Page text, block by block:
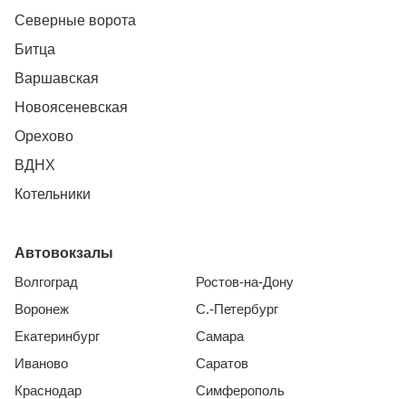
Северные ворота
Битца
Варшавская
Новоясеневская
Орехово
ВДНХ
Котельники
Автовокзалы
Волгоград
Воронеж
Екатеринбург
Иваново
Краснодар
Ростов-на-Дону
С.-Петербург
Самара
Саратов
Симферополь